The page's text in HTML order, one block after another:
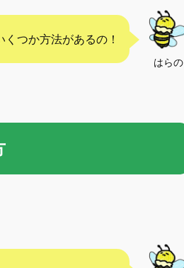
はらの
くつか方法があるの！